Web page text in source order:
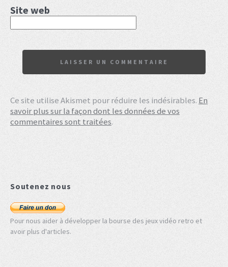
Soutenez nous
Pour nous aider à développer la bourse des jeux vidéo retro et
avoir plus d'articles.
Site web
Ce site utilise Akismet pour réduire les indésirables. En
savoir plus sur la façon dont les données de vos
commentaires sont traitées.